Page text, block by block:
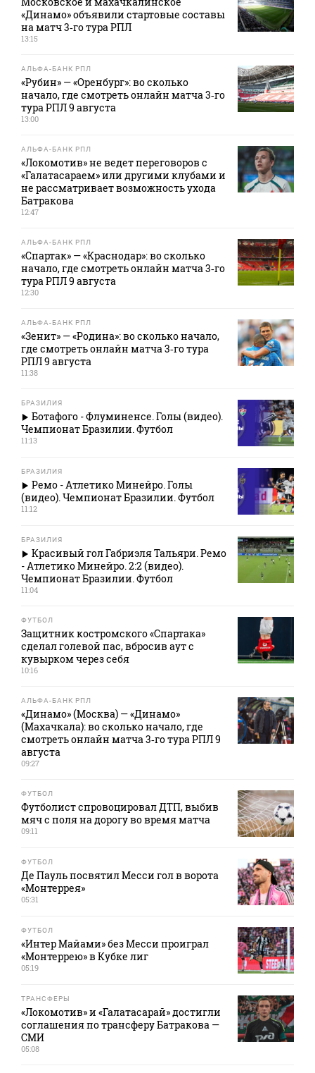
«Динамо» объявили стартовые составы
на матч 3‑го тура РПЛ
13:15
АЛЬФА-БАНК РПЛ
«Рубин» — «Оренбург»: во сколько
начало, где смотреть онлайн матча 3‑го
тура РПЛ 9 августа
13:00
АЛЬФА-БАНК РПЛ
«Локомотив» не ведет переговоров с
«Галатасараем» или другими клубами и
не рассматривает возможность ухода
Батракова
12:47
АЛЬФА-БАНК РПЛ
«Спартак» — «Краснодар»: во сколько
начало, где смотреть онлайн матча 3‑го
тура РПЛ 9 августа
12:30
АЛЬФА-БАНК РПЛ
«Зенит» — «Родина»: во сколько начало,
где смотреть онлайн матча 3‑го тура
РПЛ 9 августа
11:38
БРАЗИЛИЯ
Ботафого - Флуминенсе. Голы (видео).
Чемпионат Бразилии. Футбол
11:13
БРАЗИЛИЯ
Ремо - Атлетико Минейро. Голы
(видео). Чемпионат Бразилии. Футбол
11:12
БРАЗИЛИЯ
Красивый гол Габриэля Тальяри. Ремо
- Атлетико Минейро. 2:2 (видео).
Чемпионат Бразилии. Футбол
11:04
ФУТБОЛ
Защитник костромского «Спартака»
сделал голевой пас, вбросив аут с
кувырком через себя
10:16
АЛЬФА-БАНК РПЛ
«Динамо» (Москва) — «Динамо»
(Махачкала): во сколько начало, где
смотреть онлайн матча 3‑го тура РПЛ 9
августа
09:27
ФУТБОЛ
Футболист спровоцировал ДТП, выбив
мяч с поля на дорогу во время матча
09:11
ФУТБОЛ
Де Пауль посвятил Месси гол в ворота
«Монтеррея»
05:31
ФУТБОЛ
«Интер Майами» без Месси проиграл
«Монтеррею» в Кубке лиг
05:19
ТРАНСФЕРЫ
«Локомотив» и «Галатасарай» достигли
соглашения по трансферу Батракова —
СМИ
05:08